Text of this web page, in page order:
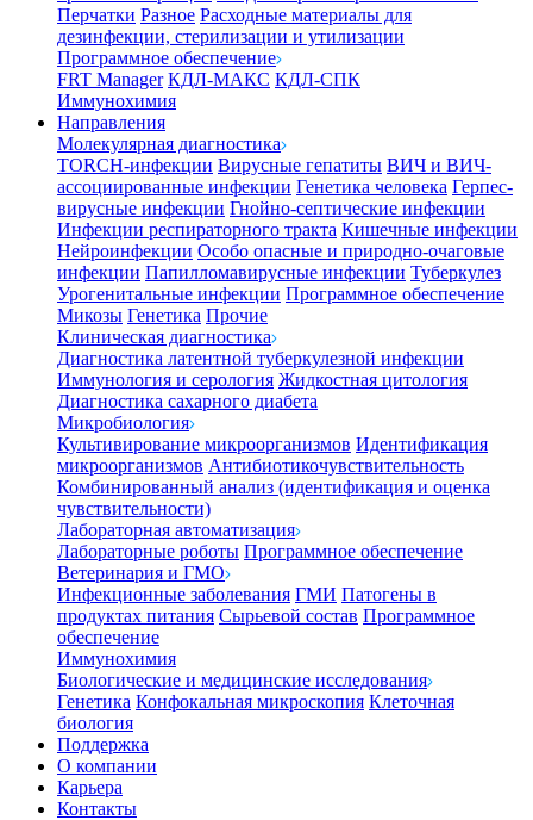
Перчатки Разное Расходные материалы для
дезинфекции, стерилизации и утилизации
Программное обеспечение
FRT Manager КДЛ-МАКС КДЛ-СПК
Иммунохимия
Направления
Молекулярная диагностика
TORCH-инфекции Вирусные гепатиты ВИЧ и ВИЧ-
ассоциированные инфекции Генетика человека Герпес-
вирусные инфекции Гнойно-септические инфекции
Инфекции респираторного тракта Кишечные инфекции
Нейроинфекции Особо опасные и природно-очаговые
инфекции Папилломавирусные инфекции Туберкулез
Урогенитальные инфекции Программное обеспечение
Микозы Генетика Прочие
Клиническая диагностика
Диагностика латентной туберкулезной инфекции
Иммунология и серология Жидкостная цитология
Диагностика сахарного диабета
Микробиология
Культивирование микроорганизмов Идентификация
микроорганизмов Антибиотикочувствительность
Комбинированный анализ (идентификация и оценка
чувствительности)
Лабораторная автоматизация
Лабораторные роботы Программное обеспечение
Ветеринария и ГМО
Инфекционные заболевания ГМИ Патогены в
продуктах питания Сырьевой состав Программное
обеспечение
Иммунохимия
Биологические и медицинские исследования
Генетика Конфокальная микроскопия Клеточная
биология
Поддержка
О компании
Карьера
Контакты